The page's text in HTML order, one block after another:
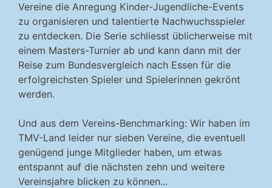
Vereine die Anregung Kinder-Jugendliche-Events
zu organisieren und talentierte Nachwuchsspieler
zu entdecken. Die Serie schliesst üblicherweise mit
einem Masters-Turnier ab und kann dann mit der
Reise zum Bundesvergleich nach Essen für die
erfolgreichsten Spieler und Spielerinnen gekrönt
werden.
Und aus dem Vereins-Benchmarking: Wir haben im
TMV-Land leider nur sieben Vereine, die eventuell
genügend junge Mitglieder haben, um etwas
entspannt auf die nächsten zehn und weitere
Vereinsjahre blicken zu können...